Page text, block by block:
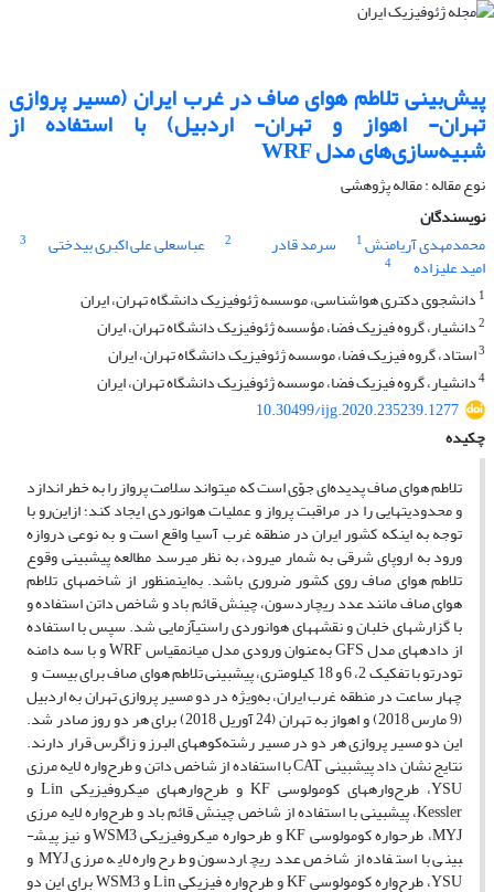
پیش‌بینی تلاطم هوای صاف در غرب ایران (مسیر پروازی
تهران-‌ اهواز و تهران- اردبیل) با استفاده از
شبیه‌سازی‌های مدل WRF
نوع مقاله : مقاله پژوهشی‌
نویسندگان
محمدمهدی آریامنش1 سرمد قادر 2 عباسعلی علی اکبری بیدختی 3
امید علیزاده
4
1 دانشجوی دکتری هواشناسی، موسسه ژئوفیزیک دانشگاه تهران، ایران
2دانشیار، گروه فیزیک فضا، مؤسسه ژئوفیزیک دانشگاه تهران، ایران
3استاد، گروه فیزیک فضا، موسسه ژئوفیزیک دانشگاه تهران، ایران
4دانشیار، گروه فیزیک فضا، موسسه ژئوفیزیک دانشگاه تهران، ایران
10.30499/ijg.2020.235239.1277
چکیده
تلاطم هوای صاف پدیده‌ای جوّی است که می­تواند سلامت پرواز را به خطر اندازد
و محدودیت­هایی را در مراقبت پرواز و عملیات هوانوردی ایجاد کند؛ ازاین‌رو با
توجه به اینکه کشور ایران در منطقه غرب آسیا واقع است و به نوعی دروازه
ورود به اروپای شرقی به شمار می­رود، به نظر می­رسد مطالعه پیش­بینی وقوع
تلاطم هوای صاف روی کشور ضروری باشد. به‌این­منظور از شاخص­های تلاطم
هوای صاف مانند عدد ریچاردسون، چینش قائم باد و شاخص داتن استفاده و
با گزارش­های خلبان و نقشه­های هوانوردی راستی­آزمایی شد. سپس با استفاده
از داده­های مدل GFS به‌عنوان ورودی مدل میان­مقیاس WRF و با سه دامنه
تودرتو با تفکیک 2، 6 و 18 کیلومتری، پیش­بینی تلاطم هوای صاف برای بیست و
چهار ساعت در منطقه غرب ایران، به‌ویژه در دو مسیر پروازی تهران به اردبیل
(9 مارس 2018) و اهواز به تهران (24 آوریل 2018) برای هر دو روز صادر شد.
این دو مسیر پروازی هر دو در مسیر رشته‌کوه­های البرز و زاگرس قرار دارند.
نتایج نشان داد پیش­بینی CAT با استفاده از شاخص داتن و طرح‌واره لایه مرزی
YSU، طرح‌واره­های کومولوسی KF و طرح‌واره­های میکروفیزیکی Lin و
Kessler، پیش­بینی با استفاده از شاخص چینش قائم باد و طرح‌واره لایه مرزی
MYJ، طرح­واره کومولوسی KF و طرح­واره میکروفیزیکی WSM3 و نیز پیش­
بینی با استفاده از شاخص عدد ریچاردسون و طرح‌واره لایه مرزی MYJ و
YSU، طرح‌واره کومولوسی KF و طرح‌واره فیزیکی Lin و WSM3 برای این دو